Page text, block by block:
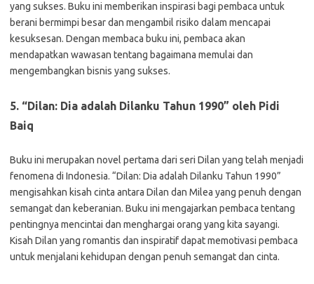
yang sukses. Buku ini memberikan inspirasi bagi pembaca untuk
berani bermimpi besar dan mengambil risiko dalam mencapai
kesuksesan. Dengan membaca buku ini, pembaca akan
mendapatkan wawasan tentang bagaimana memulai dan
mengembangkan bisnis yang sukses.
5. “Dilan: Dia adalah Dilanku Tahun 1990” oleh Pidi
Baiq
Buku ini merupakan novel pertama dari seri Dilan yang telah menjadi
fenomena di Indonesia. “Dilan: Dia adalah Dilanku Tahun 1990”
mengisahkan kisah cinta antara Dilan dan Milea yang penuh dengan
semangat dan keberanian. Buku ini mengajarkan pembaca tentang
pentingnya mencintai dan menghargai orang yang kita sayangi.
Kisah Dilan yang romantis dan inspiratif dapat memotivasi pembaca
untuk menjalani kehidupan dengan penuh semangat dan cinta.